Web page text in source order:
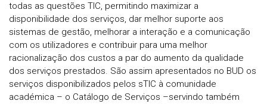
todas as questões TIC, permitindo maximizar a
disponibilidade dos serviços, dar melhor suporte aos
sistemas de gestão, melhorar a interação e a comunicação
com os utilizadores e contribuir para uma melhor
racionalização dos custos a par do aumento da qualidade
dos serviços prestados. São assim apresentados no BUD os
serviços disponibilizados pelos sTIC à comunidade
académica – o Catálogo de Serviços –servindo também